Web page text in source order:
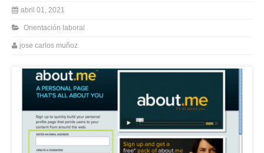
abril 01, 2021
Orientación laboral
jose carlos muñoz